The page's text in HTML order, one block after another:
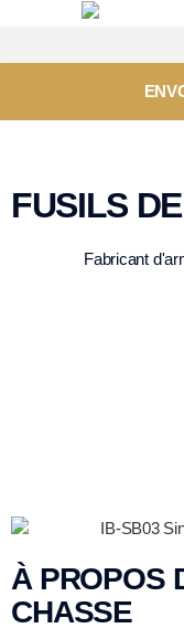
FUSILS
Fabricant
À PROPOS
CHASSE